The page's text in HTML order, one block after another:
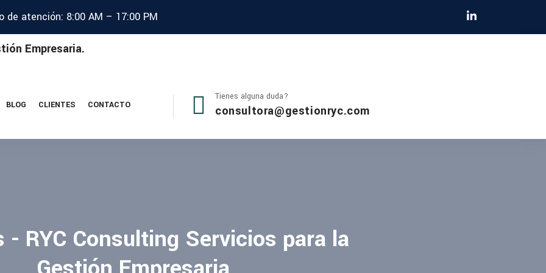
de atención: 8:00 AM – 17:00 PM
BLOG CLIENTES CONTACTO
Tienes alguna duda?
consultora@gestionryc.com
- RYC Consulting Servicios para la